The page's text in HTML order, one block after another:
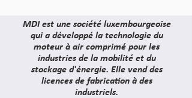
MDI est une société luxembourgeoise
qui a développé la technologie du
moteur à air comprimé pour les
industries de la mobilité et du
stockage d'énergie. Elle vend des
licences de fabrication à des
industriels.